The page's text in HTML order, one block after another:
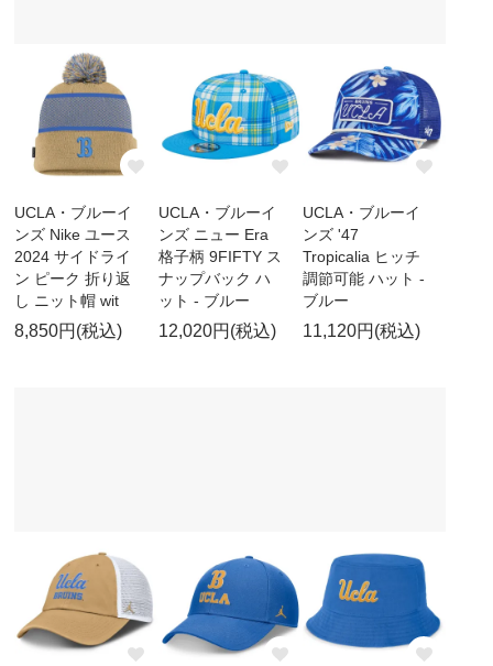
UCLA・ブルーイ
ンズ Nike ユース
2024 サイドライ
ン ピーク 折り返
し ニット帽 wit
8,850円(税込)
UCLA・ブルーイ
ンズ ニュー Era
格子柄 9FIFTY ス
ナップバック ハ
ット - ブルー
12,020円(税込)
UCLA・ブルーイ
ンズ '47
Tropicalia ヒッチ
調節可能 ハット -
ブルー
11,120円(税込)